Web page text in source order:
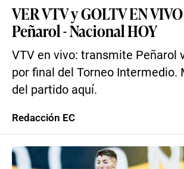
VER VTV y GOLTV EN
Peñarol - Nacional HOY
VTV en vivo: transmite Peñarol
por final del Torneo Intermedio.
del partido aquí.
Redacción EC